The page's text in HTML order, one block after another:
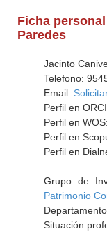
Ficha
Paredes
Jacinto
Telefono:
Email:
Perfil en
Perfil en WOS:
Perfil en
Perfil en
Grupo de
Patrimonio
Situación